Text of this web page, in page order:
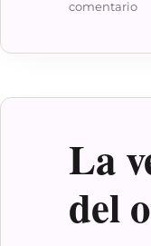
el
comentarioen
La
del